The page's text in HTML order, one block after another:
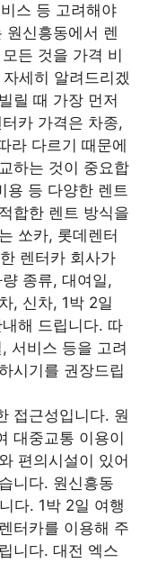
스 등 고려해야
원신흥동에서 렌
든 것을 가격 비
세히 알려드리겠
릴 때 가장 먼저
카 가격은 차종,
라 다르기 때문에
하는 것이 중요합
용 등 다양한 렌트
합한 렌트 방식을
쏘카, 롯데렌터
렌터카 회사가
종류, 대여일,
, 신차, 1박 2일
해 드립니다. 따
서비스 등을 고려
시기를 권장드립
접근성입니다. 원
대중교통 이용이
편의시설이 있어
니다. 원신흥동
다. 1박 2일 여행
터카를 이용해 주
니다. 대전 엑스